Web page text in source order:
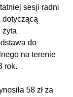
sesji radni
dotyczącą
żyta
do
na terenie
rok.
58 zł za